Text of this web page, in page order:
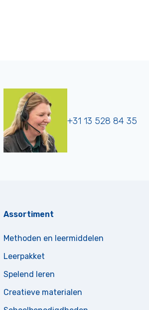
+31 13 528 84 35
Assortiment
Methoden en leermiddelen
Leerpakket
Spelend leren
Creatieve materialen